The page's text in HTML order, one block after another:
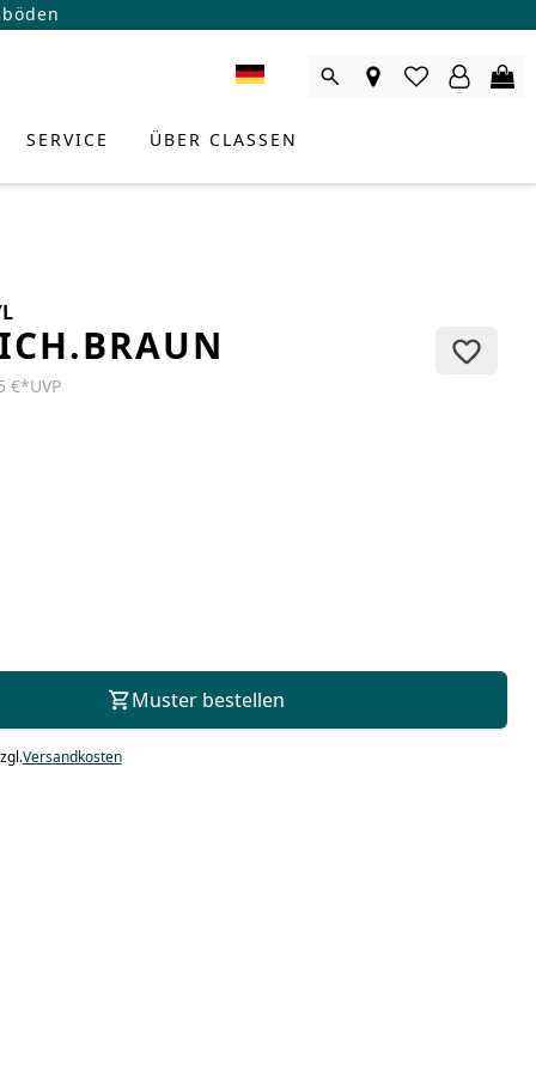
SERVICE ÜBER CLASSEN
€*UVP
Muster bestellen
Versandkosten